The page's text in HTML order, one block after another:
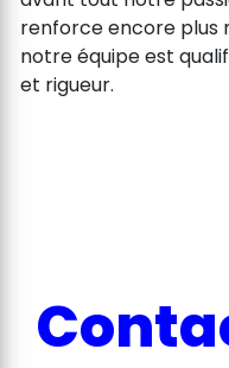
renforce encore plus
notre équipe est
et rigueur.